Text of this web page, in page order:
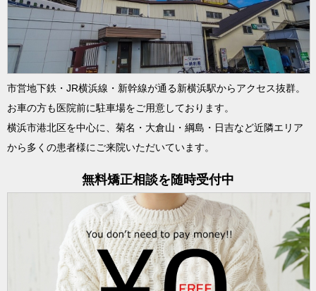
市営地下鉄・JR横浜線・新幹線が通る新横浜駅からアクセス抜群。
お車の方も医院前に駐車場をご用意しております。
横浜市港北区を中心に、菊名・大倉山・綱島・日吉など近隣エリア
から多くの患者様にご来院いただいています。
無料矯正相談を随時受付中